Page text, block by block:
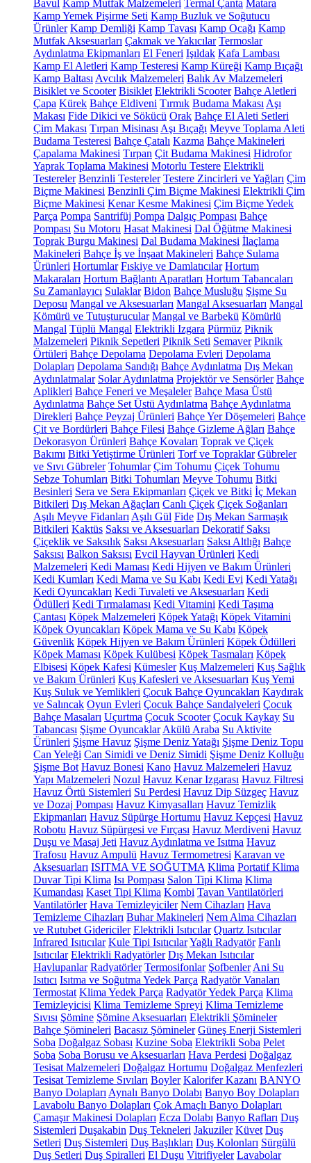
Bavul Kamp Mutfak Malzemeleri Termal Çanta Matara
Kamp Yemek Pişirme Seti Kamp Buzluk ve Soğutucu
Ürünler Kamp Demliği Kamp Tavası Kamp Ocağı Kamp
Mutfak Aksesuarları Çakmak ve Yakıcılar Termoslar
Aydınlatma Ekipmanları El Feneri Işıldak Kafa Lambası
Kamp El Aletleri Kamp Testeresi Kamp Küreği Kamp Bıçağı
Kamp Baltası Avcılık Malzemeleri Balık Av Malzemeleri
Bisiklet ve Scooter Bisiklet Elektrikli Scooter Bahçe Aletleri
Çapa Kürek Bahçe Eldiveni Tırmık Budama Makası Aşı
Makası Fide Dikici ve Sökücü Orak Bahçe El Aleti Setleri
Çim Makası Tırpan Misinası Aşı Bıçağı Meyve Toplama Aleti
Budama Testeresi Bahçe Çatalı Kazma Bahçe Makineleri
Çapalama Makinesi Tırpan Çit Budama Makinesi Hidrofor
Yaprak Toplama Makinesi Motorlu Testere Elektrikli
Testereler Benzinli Testereler Testere Zincirleri ve Yağları Çim
Biçme Makinesi Benzinli Çim Biçme Makinesi Elektrikli Çim
Biçme Makinesi Kenar Kesme Makinesi Çim Biçme Yedek
Parça Pompa Santrifüj Pompa Dalgıç Pompası Bahçe
Pompası Su Motoru Hasat Makinesi Dal Öğütme Makinesi
Toprak Burgu Makinesi Dal Budama Makinesi İlaçlama
Makineleri Bahçe İş ve İnşaat Makineleri Bahçe Sulama
Ürünleri Hortumlar Fıskiye ve Damlatıcılar Hortum
Makaraları Hortum Bağlantı Aparatları Hortum Tabancaları
Su Zamanlayıcı Sulaklar Bidon Bahçe Musluğu Şişme Su
Deposu Mangal ve Aksesuarları Mangal Aksesuarları Mangal
Kömürü ve Tutuşturucular Mangal ve Barbekü Kömürlü
Mangal Tüplü Mangal Elektrikli Izgara Pürmüz Piknik
Malzemeleri Piknik Sepetleri Piknik Seti Semaver Piknik
Örtüleri Bahçe Depolama Depolama Evleri Depolama
Dolapları Depolama Sandığı Bahçe Aydınlatma Dış Mekan
Aydınlatmalar Solar Aydınlatma Projektör ve Sensörler Bahçe
Aplikleri Bahçe Feneri ve Meşaleler Bahçe Masa Üstü
Aydınlatma Bahçe Set Üstü Aydınlatma Bahçe Aydınlatma
Direkleri Bahçe Peyzaj Ürünleri Bahçe Yer Döşemeleri Bahçe
Çit ve Bordürleri Bahçe Filesi Bahçe Gizleme Ağları Bahçe
Dekorasyon Ürünleri Bahçe Kovaları Toprak ve Çiçek
Bakımı Bitki Yetiştirme Ürünleri Torf ve Topraklar Gübreler
ve Sıvı Gübreler Tohumlar Çim Tohumu Çiçek Tohumu
Sebze Tohumları Bitki Tohumları Meyve Tohumu Bitki
Besinleri Sera ve Sera Ekipmanları Çiçek ve Bitki İç Mekan
Bitkileri Dış Mekan Ağaçları Canlı Çiçek Çiçek Soğanları
Aşılı Meyve Fidanları Aşılı Gül Fide Dış Mekan Sarmaşık
Bitkileri Kaktüs Saksı ve Aksesuarları Dekoratif Saksı
Çiçeklik ve Saksılık Saksı Aksesuarları Saksı Altlığı Bahçe
Saksısı Balkon Saksısı Evcil Hayvan Ürünleri Kedi
Malzemeleri Kedi Maması Kedi Hijyen ve Bakım Ürünleri
Kedi Kumları Kedi Mama ve Su Kabı Kedi Evi Kedi Yatağı
Kedi Oyuncakları Kedi Tuvaleti ve Aksesuarları Kedi
Ödülleri Kedi Tırmalaması Kedi Vitamini Kedi Taşıma
Çantası Köpek Malzemeleri Köpek Yatağı Köpek Vitamini
Köpek Oyuncakları Köpek Mama ve Su Kabı Köpek
Güvenlik Köpek Hijyen ve Bakım Ürünleri Köpek Ödülleri
Köpek Maması Köpek Kulübesi Köpek Tasmaları Köpek
Elbisesi Köpek Kafesi Kümesler Kuş Malzemeleri Kuş Sağlık
ve Bakım Ürünleri Kuş Kafesleri ve Aksesuarları Kuş Yemi
Kuş Suluk ve Yemlikleri Çocuk Bahçe Oyuncakları Kaydırak
ve Salıncak Oyun Evleri Çocuk Bahçe Sandalyeleri Çocuk
Bahçe Masaları Uçurtma Çocuk Scooter Çocuk Kaykay Su
Tabancası Şişme Oyuncaklar Akülü Araba Su Aktivite
Ürünleri Şişme Havuz Şişme Deniz Yatağı Şişme Deniz Topu
Can Yeleği Can Simidi ve Deniz Simidi Şişme Deniz Kolluğu
Şişme Bot Havuz Bonesi Kano Havuz Malzemeleri Havuz
Yapı Malzemeleri Nozul Havuz Kenar Izgarası Havuz Filtresi
Havuz Örtü Sistemleri Su Perdesi Havuz Dip Süzgeç Havuz
ve Dozaj Pompası Havuz Kimyasalları Havuz Temizlik
Ekipmanları Havuz Süpürge Hortumu Havuz Kepçesi Havuz
Robotu Havuz Süpürgesi ve Fırçası Havuz Merdiveni Havuz
Duşu ve Masaj Jeti Havuz Aydınlatma ve Isıtma Havuz
Trafosu Havuz Ampulü Havuz Termometresi Karavan ve
Aksesuarları ISITMA VE SOĞUTMA Klima Portatif Klima
Duvar Tipi Klima Isı Pompası Salon Tipi Klima Klima
Kumandası Kaset Tipi Klima Kombi Tavan Vantilatörleri
Vantilatörler Hava Temizleyiciler Nem Cihazları Hava
Temizleme Cihazları Buhar Makineleri Nem Alma Cihazları
ve Rutubet Gidericiler Elektrikli Isıtıcılar Quartz Isıtıcılar
Infrared Isıtıcılar Kule Tipi IsıtıcılarYağlı Radyatör Fanlı
Isıtıcılar Elektrikli Radyatörler Dış Mekan Isıtıcılar
Havlupanlar Radyatörler Termosifonlar Şofbenler Ani Su
Isıtıcı Isıtma ve Soğutma Yedek Parça Radyatör Vanaları
Termostat Klima Yedek Parça Radyatör Yedek Parça Klima
Temizleyicisi Klima Temizleme Spreyi Klima Temizleme
Sıvısı Şömine Şömine Aksesuarları Elektrikli Şömineler
Bahçe Şömineleri Bacasız Şömineler Güneş Enerji Sistemleri
Soba Doğalgaz Sobası Kuzine Soba Elektrikli Soba Pelet
Soba Soba Borusu ve Aksesuarları Hava Perdesi Doğalgaz
Tesisat Malzemeleri Doğalgaz Hortumu Doğalgaz Menfezleri
Tesisat Temizleme Sıvıları Boyler Kalorifer Kazanı BANYO
Banyo Dolapları Aynalı Banyo Dolabı Banyo Boy Dolapları
Lavabolu Banyo Dolapları Çok Amaçlı Banyo Dolapları
Çamaşır Makinesi Dolapları Ecza Dolabı Banyo Rafları Duş
Sistemleri Duşakabin Duş Tekneleri Jakuziler Küvet Duş
Setleri Duş Sistemleri Duş Başlıkları Duş Kolonları Sürgülü
Duş Setleri Duş Spiralleri El Duşu Vitrifiyeler Lavabolar